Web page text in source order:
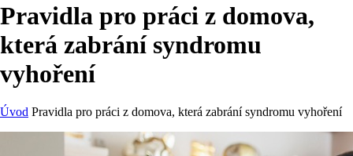
Pravidla pro práci z domova,
která zabrání syndromu
vyhoření
Úvod Pravidla pro práci z domova, která zabrání syndromu vyhoření